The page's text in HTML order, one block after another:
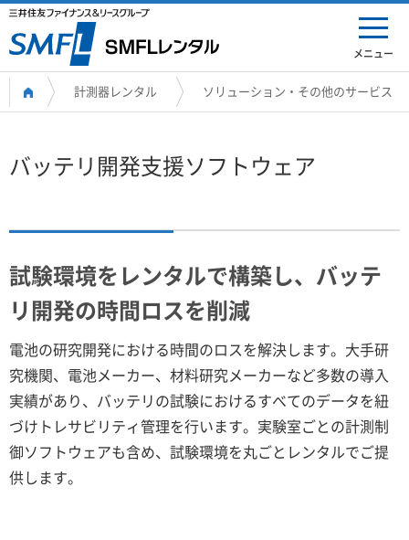
メニュー
計測器レンタル ソリューション・その他のサービス
バッテリ開発支援ソフトウェア
試験環境をレンタルで構築し、バッテ
リ開発の時間ロスを削減
電池の研究開発における時間のロスを解決します。大手研
究機関、電池メーカー、材料研究メーカーなど多数の導入
実績があり、バッテリの試験におけるすべてのデータを紐
づけトレサビリティ管理を行います。実験室ごとの計測制
御ソフトウェアも含め、試験環境を丸ごとレンタルでご提
供します。